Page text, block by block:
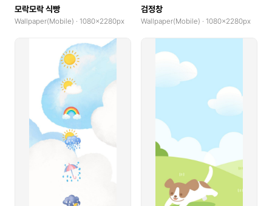
모락모락 식빵
Wallpaper(Mobile) · 1080x2280px
검정창
Wallpaper(Mobile) · 1080x2280px